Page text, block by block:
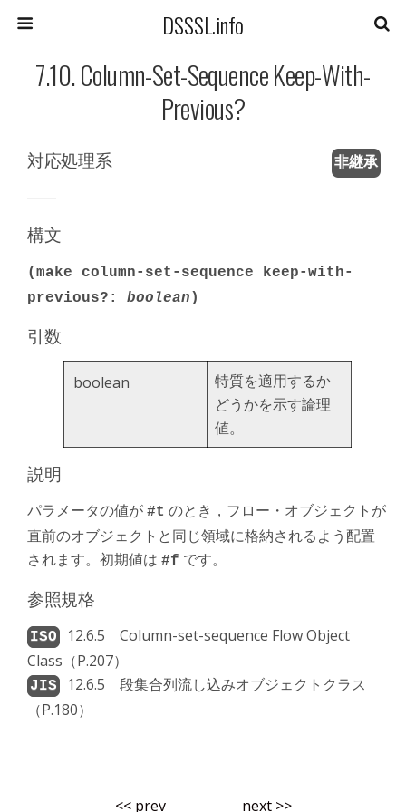
DSSSL.info
7.10. Column-Set-Sequence Keep-With-
Previous?
非継承
対応処理系
――
構文
(make column-set-sequence keep-with-
previous?: boolean )
引数
boolean
特質を適用するか
どうかを示す論理
値。
説明
パラメータの値が #t のとき，フロー・オブジェクトが
直前のオブジェクトと同じ領域に格納されるよう配置
されます。初期値は #f です。
参照規格
12.6.5 Column-set-sequence Flow Object
Class（P.207）
12.6.5 段集合列流し込みオブジェクトクラス
（P.180）
<< prev next >>